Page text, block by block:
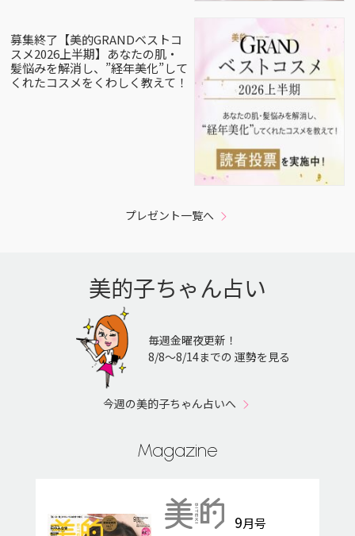
募集終了【美的GRANDベストコ
スメ2026上半期】あなたの肌・
髪悩みを解消し、”経年美化”して
くれたコスメをくわしく教えて！
プレゼント一覧へ
美的子ちゃん占い
毎週金曜夜更新！
8/8〜8/14までの 運勢を見る
今週の美的子ちゃん占いへ
Magazine
9月号